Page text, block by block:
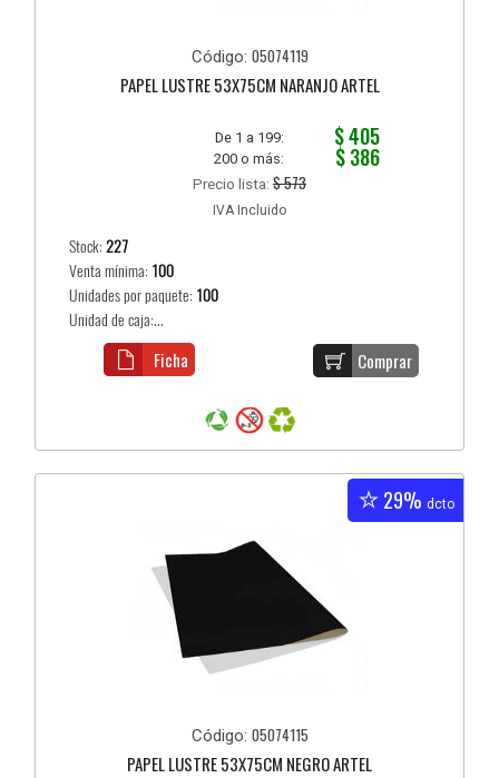
Código: 05074119
PAPEL LUSTRE 53X75CM NARANJO ARTEL
De 1 a 199: $ 405
200 o más: $ 386
Precio lista: $ 573
IVA Incluido
Stock:227
Venta mínima: 100
Unidades por paquete: 100
Unidad de caja:...
Comprar
Ficha
29% dcto
Código: 05074115
PAPEL LUSTRE 53X75CM NEGRO ARTEL